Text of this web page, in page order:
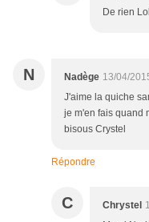
De rien
N Nadège 13/04/
J'aime la quiche
je m'en fais quand
bisous Crystel
Répondre
C Chrystel